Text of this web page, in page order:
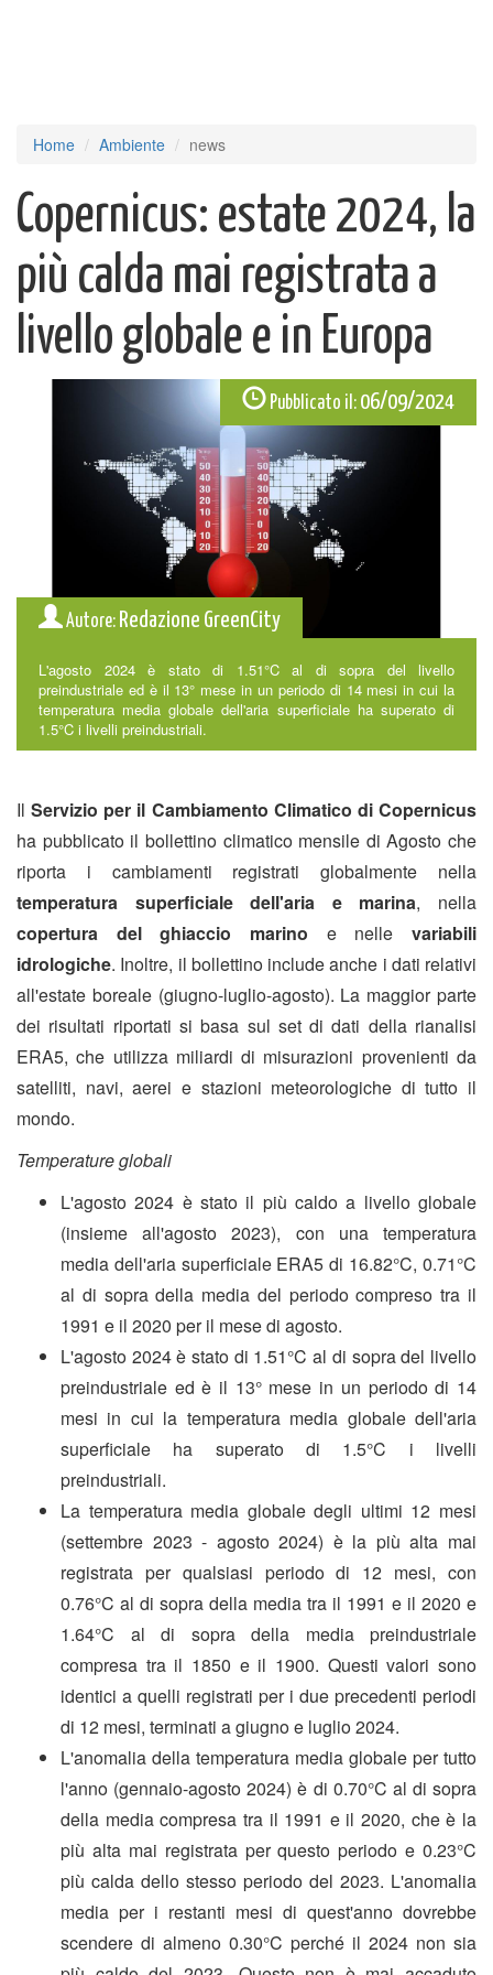
Home Ambiente news
Copernicus: estate 2024, la
più calda mai registrata a
livello globale e in Europa
Pubblicato il: 06/09/2024
Autore: Redazione GreenCity
L'agosto 2024 è stato di 1.51°C al di sopra del livello
preindustriale ed è il 13° mese in un periodo di 14 mesi in cui la
temperatura media globale dell'aria superficiale ha superato di
1.5°C i livelli preindustriali.
IlServizio per il Cambiamento Climatico di Copernicus
ha pubblicato il bollettino climatico mensile di Agosto che
riporta i cambiamenti registrati globalmente nella
temperatura superficiale dell'aria e marina, nella
copertura del ghiaccio marino e nelle variabili
idrologiche. Inoltre, il bollettino include anche i dati relativi
all'estate boreale (giugno-luglio-agosto). La maggior parte
dei risultati riportati si basa sul set di dati della rianalisi
ERA5, che utilizza miliardi di misurazioni provenienti da
satelliti, navi, aerei e stazioni meteorologiche di tutto il
mondo.
Temperature globali
L'agosto 2024 è stato il più caldo a livello globale
(insieme all'agosto 2023), con una temperatura
media dell'aria superficiale ERA5 di 16.82°C, 0.71°C
al di sopra della media del periodo compreso tra il
1991 e il 2020 per il mese di agosto.
L'agosto 2024 è stato di 1.51°C al di sopra del livello
preindustriale ed è il 13° mese in un periodo di 14
mesi in cui la temperatura media globale dell'aria
superficiale ha superato di 1.5°C i livelli
preindustriali.
La temperatura media globale degli ultimi 12 mesi
(settembre 2023 - agosto 2024) è la più alta mai
registrata per qualsiasi periodo di 12 mesi, con
0.76°C al di sopra della media tra il 1991 e il 2020 e
1.64°C al di sopra della media preindustriale
compresa tra il 1850 e il 1900. Questi valori sono
identici a quelli registrati per i due precedenti periodi
di 12 mesi, terminati a giugno e luglio 2024.
L'anomalia della temperatura media globale per tutto
l'anno (gennaio-agosto 2024) è di 0.70°C al di sopra
della media compresa tra il 1991 e il 2020, che è la
più alta mai registrata per questo periodo e 0.23°C
più calda dello stesso periodo del 2023. L'anomalia
media per i restanti mesi di quest'anno dovrebbe
scendere di almeno 0.30°C perché il 2024 non sia